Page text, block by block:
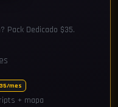
Pack Dedicado $35.
mes
+ mapa